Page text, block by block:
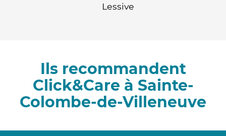
Lessive
Ils recommandent
Click&Care à Sainte-
Colombe-de-Villeneuve